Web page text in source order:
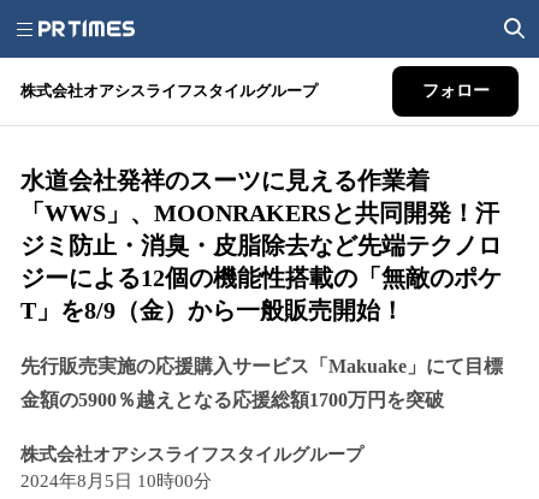
株式会社オアシスライフスタイルグループ フォロー
水道会社発祥のスーツに見える作業着
「WWS」、MOONRAKERSと共同開発！汗
ジミ防止・消臭・皮脂除去など先端テクノロ
ジーによる12個の機能性搭載の「無敵のポケ
T」を8/9（金）から一般販売開始！
先行販売実施の応援購入サービス「Makuake」にて目標
金額の5900％越えとなる応援総額1700万円を突破
株式会社オアシスライフスタイルグループ
2024年8月5日 10時00分